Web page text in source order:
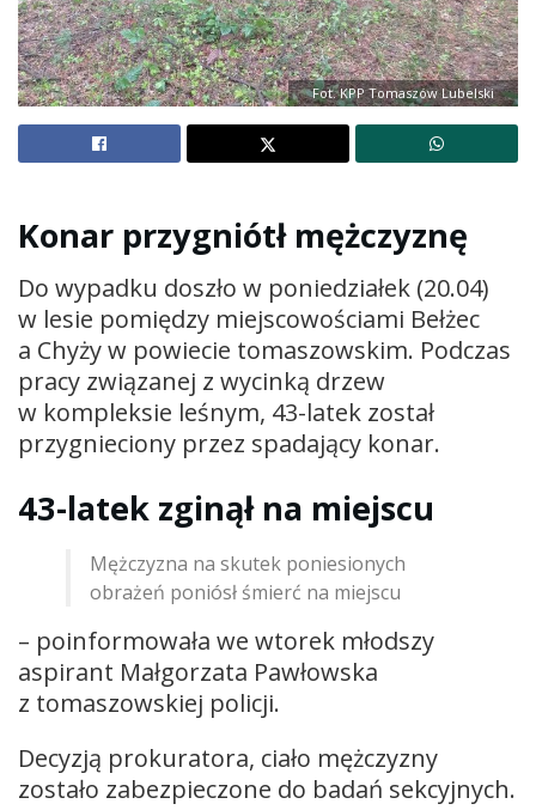
Fot. KPP Tomaszów Lubelski
Konar przygniótł mężczyznę
Do wypadku doszło w poniedziałek (20.04)
w lesie pomiędzy miejscowościami Bełżec
a Chyży w powiecie tomaszowskim. Podczas
pracy związanej z wycinką drzew
w kompleksie leśnym, 43-latek został
przygnieciony przez spadający konar.
43-latek zginął na miejscu
Mężczyzna na skutek poniesionych
obrażeń poniósł śmierć na miejscu
– poinformowała we wtorek młodszy
aspirant Małgorzata Pawłowska
z tomaszowskiej policji.
Decyzją prokuratora, ciało mężczyzny
zostało zabezpieczone do badań sekcyjnych.